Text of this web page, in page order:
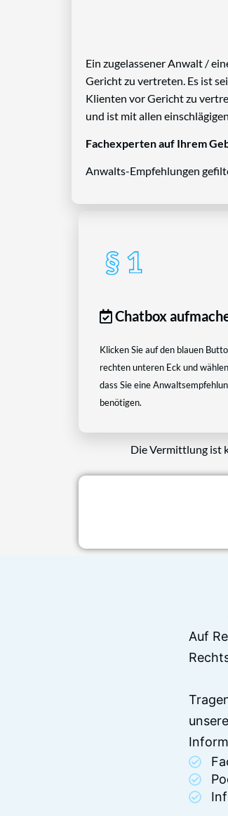
Ein zugelassener Anwalt /
Gericht zu vertreten. Es ist
Klienten vor Gericht zu
und ist mit allen
Fachexperten auf Ihrem
Anwalts-Empfehlungen
Chatbox
Klicken Sie auf den blauen
rechten unteren Eck und
dass Sie eine
benötigen.
Die Vermittlung ist
Auf